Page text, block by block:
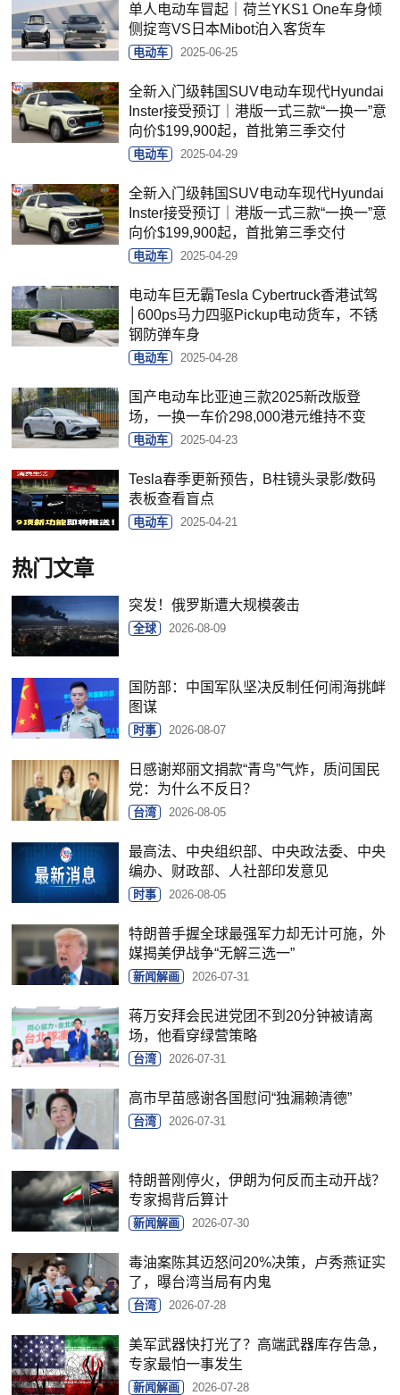
单人电动车冒起｜荷兰YKS1 One车身倾
侧掟弯VS日本Mibot泊入客货车
电动车 2025-06-25
全新入门级韩国SUV电动车现代Hyundai
Inster接受预订｜港版一式三款“一换一”意
向价$199,900起，首批第三季交付
电动车 2025-04-29
全新入门级韩国SUV电动车现代Hyundai
Inster接受预订｜港版一式三款“一换一”意
向价$199,900起，首批第三季交付
电动车 2025-04-29
电动车巨无霸Tesla Cybertruck香港试驾
│600ps马力四驱Pickup电动货车，不锈
钢防弹车身
电动车 2025-04-28
国产电动车比亚迪三款2025新改版登
场，一换一车价298,000港元维持不变
电动车 2025-04-23
Tesla春季更新预告，B柱镜头录影/数码
表板查看盲点
电动车 2025-04-21
热门文章
突发！俄罗斯遭大规模袭击
全球 2026-08-09
国防部：中国军队坚决反制任何闹海挑衅
图谋
时事 2026-08-07
日感谢郑丽文捐款“青鸟”气炸，质问国民
党：为什么不反日？
台湾 2026-08-05
最高法、中央组织部、中央政法委、中央
编办、财政部、人社部印发意见
时事 2026-08-05
特朗普手握全球最强军力却无计可施，外
媒揭美伊战争“无解三选一”
新闻解画 2026-07-31
蒋万安拜会民进党团不到20分钟被请离
场，他看穿绿营策略
台湾 2026-07-31
高市早苗感谢各国慰问“独漏赖清德”
台湾 2026-07-31
特朗普刚停火，伊朗为何反而主动开战？
专家揭背后算计
新闻解画 2026-07-30
毒油案陈其迈怒问20%决策，卢秀燕证实
了，曝台湾当局有内鬼
台湾 2026-07-28
美军武器快打光了？高端武器库存告急，
专家最怕一事发生
新闻解画 2026-07-28